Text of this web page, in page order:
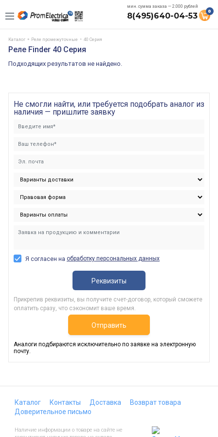
мин. сумма заказа — 2.000 рублей
8(495)640-04-53 0
Каталог Реле промежуточные 40 Cерия
Реле Finder 40 Cерия
Подходящих результатов не найдено.
Не смогли найти, или требуется подобрать аналог из
наличия — пришлите заявку
Я согласен на обработку персональных данных
Реквизиты
Прикрепив реквизиты, вы получите счет-договор, который сможете
оплатить сразу, что сэкономит ваше время.
Отправить
Аналоги подбираются исключительно по заявке на электронную
почту.
Каталог Контакты Доставка
Возврат товара
Доверительное письмо
Наличие информации о товаре на сайте не